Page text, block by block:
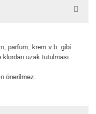
parfüm, krem v.b. gibi
uzak tutulması
önerilmez.